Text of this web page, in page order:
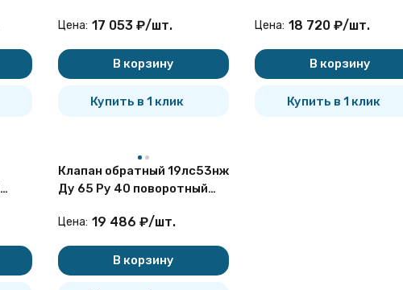
Цена: 17 053 ₽/шт.
В корзину
Купить в 1 клик
Цена: 18 720 ₽/шт.
В корзину
Купить в 1 клик
Клапан обратный 19лс53нж
Ду 65 Ру 40 поворотный
Цена: 19 486 ₽/шт.
В корзину